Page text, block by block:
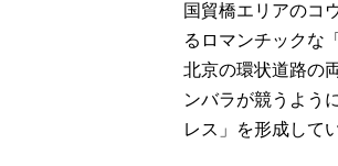
国貿橋エリアのコ
るロマンチックな
北京の環状道路の
ンバラが競うよう
レス」を形成して